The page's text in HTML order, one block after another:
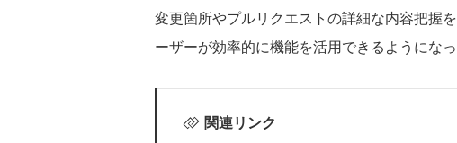
変更箇所やプルリクエストの詳細な内容把握
ーザーが効率的に機能を活用できるようになっ
関連リンク